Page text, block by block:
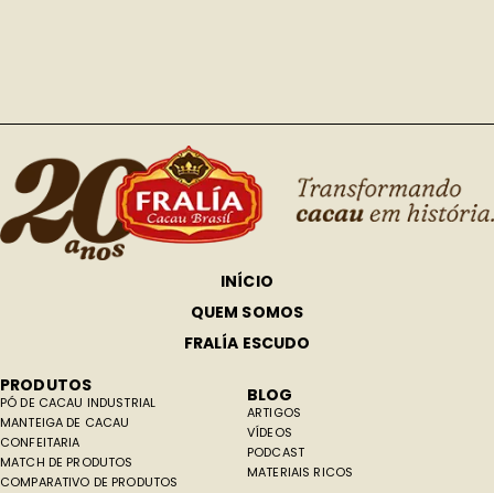
INÍCIO
QUEM SOMOS
FRALÍA ESCUDO
PRODUTOS
PÓ DE CACAU INDUSTRIAL
MANTEIGA DE CACAU
CONFEITARIA
MATCH DE PRODUTOS
COMPARATIVO DE PRODUTOS
BLOG
ARTIGOS
VÍDEOS
PODCAST
MATERIAIS RICOS